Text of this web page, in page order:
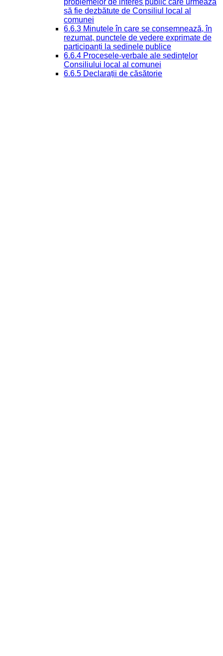
să fie dezbătute de Consiliul local al
comunei
6.6.3 Minutele în care se consemnează, în
rezumat, punctele de vedere exprimate de
participanți la ședinele publice
6.6.4 Procesele-verbale ale ședințelor
Consiliului local al comunei
6.6.5 Declarații de căsătorie